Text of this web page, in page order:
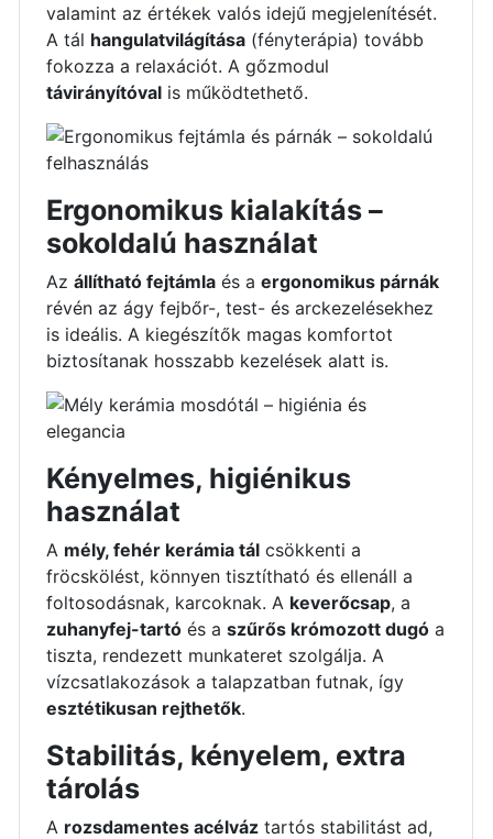
valamint az értékek valós idejű megjelenítését.
A tál hangulatvilágítása (fényterápia) tovább
fokozza a relaxációt. A gőzmodul
távirányítóval is működtethető.
Ergonomikus kialakítás –
sokoldalú használat
Az állítható fejtámla és a ergonomikus párnák
révén az ágy fejbőr-, test- és arckezelésekhez
is ideális. A kiegészítők magas komfortot
biztosítanak hosszabb kezelések alatt is.
Kényelmes, higiénikus
használat
A mély, fehér kerámia tál csökkenti a
fröcskölést, könnyen tisztítható és ellenáll a
foltosodásnak, karcoknak. A keverőcsap, a
zuhanyfej-tartó és a szűrős krómozott dugó a
tiszta, rendezett munkateret szolgálja. A
vízcsatlakozások a talapzatban futnak, így
esztétikusan rejthetők.
Stabilitás, kényelem, extra
tárolás
A rozsdamentes acélváz tartós stabilitást ad,